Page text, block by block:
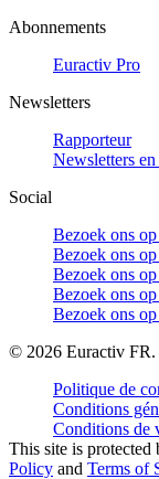
Abonnements
Euractiv Pro
Newsletters
Rapporteur
Newsletters
Social
Bezoek ons
Bezoek ons
Bezoek ons op
Bezoek ons
Bezoek ons
© 2026 Euractiv FR.
Politique de
Conditions
Conditions de
This site is
Policy and Terms of